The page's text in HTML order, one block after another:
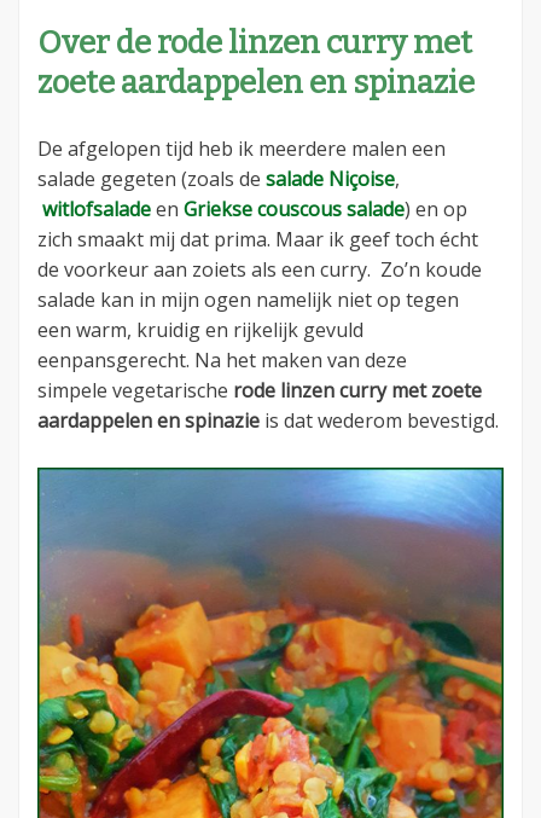
Over de rode linzen curry met
zoete aardappelen en spinazie
De afgelopen tijd heb ik meerdere malen een
salade gegeten (zoals de salade Niçoise,
witlofsaladeen Griekse couscous salade) en op
zich smaakt mij dat prima. Maar ik geef toch écht
de voorkeur aan zoiets als een curry. Zo’n koude
salade kan in mijn ogen namelijk niet op tegen
een warm, kruidig en rijkelijk gevuld
eenpansgerecht. Na het maken van deze
simpele vegetarische rode linzen curry met zoete
aardappelen en spinazie is dat wederom bevestigd.